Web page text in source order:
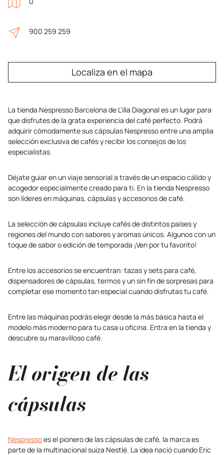
900 259 259
Localiza en el mapa
La tienda Nespresso Barcelona de L’illa Diagonal es un lugar para
que disfrutes de la grata experiencia del café perfecto. Podrá
adquirir cómodamente sus cápsulas Nespresso entre una amplia
selección exclusiva de cafés y recibir los consejos de los
especialistas.
Déjate guiar en un viaje sensorial a través de un espacio cálido y
acogedor especialmente creado para ti. En la tienda Nespresso
son líderes en máquinas, cápsulas y accesorios de café.
La selección de cápsulas incluye cafés de distintos países y
regiones del mundo con sabores y aromas únicos. Algunos con un
toque de sabor o edición de temporada ¡Ven por tu favorito!
Entre los accesorios se encuentran: tazas y sets para café,
dispensadores de cápsulas, termos y un sin fin de sorpresas para
completar ese momento tan especial cuando disfrutas tu café.
Entre las máquinas podrás elegir desde la más básica hasta el
modelo más moderno para tu casa u oficina. Entra en la tienda y
descubre su maravilloso café.
El origen de las
cápsulas
Nespressoes el pionero de las cápsulas de café, la marca es
parte de la multinacional suiza Nestlé. La idea nació cuando Eric